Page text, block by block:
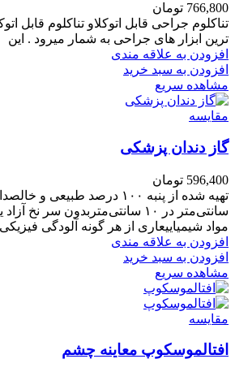
766,800 تومان
تناکلوم جراحی قابل اتوکلاو تناکلوم قابل
ترین ابزار های جراحی به شمار میرود . این
افزودن به علاقه مندی
افزودن به سبد خرید
مشاهده سریع
مقایسه
گاز دندان پزشکی
596,400 تومان
سانتی‌متر در ۱۰ سانتی‌متربدون سر
مواد شیمیاییعاری از هر گونه آلودگی فیزیکی
افزودن به علاقه مندی
افزودن به سبد خرید
مشاهده سریع
مقایسه
افتالموسکوپ معاینه چشم